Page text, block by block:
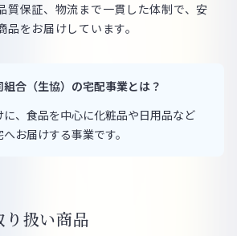
質保証、物流まで一貫した体制で、安
をお届けしています。
合（生協）の宅配事業とは？
に、食品を中心に化粧品や日用品など
お届けする事業です。
扱い商品